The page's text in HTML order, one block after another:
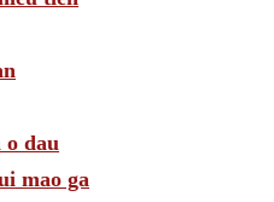
o dau
mao ga